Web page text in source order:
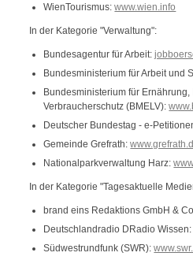
WienTourismus:www.wien.info
In der Kategorie "Verwaltung":
Bundesagentur für Arbeit:
Bundesministerium für Arbeit und
Bundesministerium für
Verbraucherschutz (BMELV):
Deutscher Bundestag - e-
Gemeinde Grefrath:
Nationalparkverwaltung Harz:
In der Kategorie "Tagesaktuelle
brand eins Redaktions GmbH &
Deutschlandradio DRadio
Südwestrundfunk (SWR):